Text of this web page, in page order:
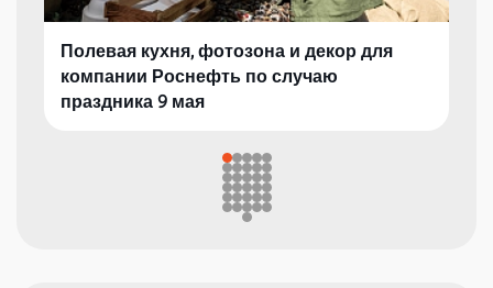
Полевая кухня, фотозона и декор для
компании Роснефть по случаю
праздника 9 мая